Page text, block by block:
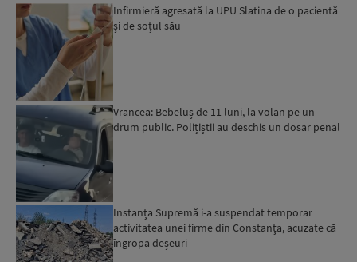
Infirmieră agresată la UPU Slatina de o pacientă
și de soțul său
Vrancea: Bebeluș de 11 luni, la volan pe un
drum public. Polițiștii au deschis un dosar penal
Instanța Supremă i-a suspendat temporar
activitatea unei firme din Constanța, acuzate că
îngropa deșeuri